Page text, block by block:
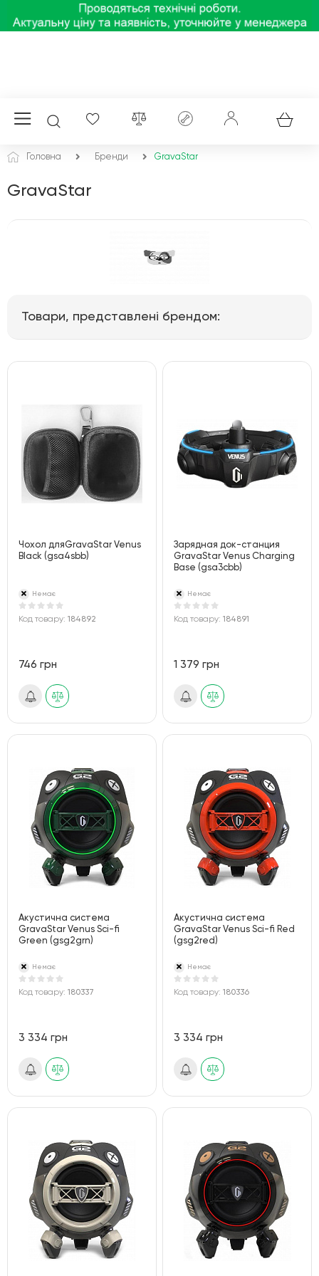
Головна Бренди GravaStar
GravaStar
Товари, представлені брендом:
Чохол дляGravaStar Venus
Black (gsa4sbb)
Немає
Код товару: 184892
746 грн
Зарядная док-станция
GravaStar Venus Charging
Base (gsa3cbb)
Немає
Код товару:184891
1 379 грн
Акустична система
GravaStar Venus Sci-fi
Green (gsg2grn)
Немає
Код товару: 180337
3 334 грн
Акустична система
GravaStar Venus Sci-fi Red
(gsg2red)
Немає
Код товару:180336
3 334 грн